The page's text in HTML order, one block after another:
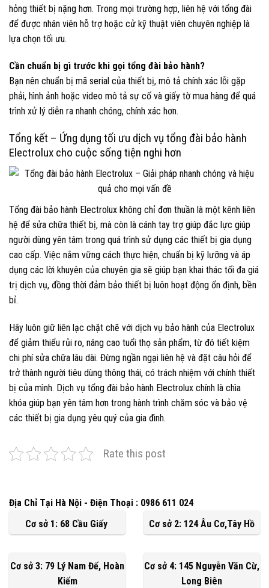
hỏng thiết bị nặng hơn. Trong mọi trường hợp, liên hệ với tổng đài
để được nhân viên hỗ trợ hoặc cử kỹ thuật viên chuyên nghiệp là
lựa chọn tối ưu.
Cần chuẩn bị gì trước khi gọi tổng đài bảo hành?
Bạn nên chuẩn bị mã serial của thiết bị, mô tả chính xác lỗi gặp
phải, hình ảnh hoặc video mô tả sự cố và giấy tờ mua hàng để quá
trình xử lý diễn ra nhanh chóng, chính xác hơn.
Tổng kết – Ứng dụng tối ưu dịch vụ tổng đài bảo hành
Electrolux cho cuộc sống tiện nghi hơn
Tổng đài bảo hành Electrolux không chỉ đơn thuần là một kênh liên
hệ để sửa chữa thiết bị, mà còn là cánh tay trợ giúp đắc lực giúp
người dùng yên tâm trong quá trình sử dụng các thiết bị gia dụng
cao cấp. Việc nắm vững cách thực hiện, chuẩn bị kỹ lưỡng và áp
dụng các lời khuyên của chuyên gia sẽ giúp bạn khai thác tối đa giá
trị dịch vụ, đồng thời đảm bảo thiết bị luôn hoạt động ổn định, bền
bỉ.
Hãy luôn giữ liên lạc chặt chẽ với dịch vụ bảo hành của Electrolux
để giảm thiểu rủi ro, nâng cao tuổi thọ sản phẩm, từ đó tiết kiệm
chi phí sửa chữa lâu dài. Đừng ngần ngại liên hệ và đặt câu hỏi để
trở thành người tiêu dùng thông thái, có trách nhiệm với chính thiết
bị của mình. Dịch vụ tổng đài bảo hành Electrolux chính là chìa
khóa giúp bạn yên tâm hơn trong hành trình chăm sóc và bảo vệ
các thiết bị gia dụng yêu quý của gia đình.
Rate this post
Địa Chỉ Tại Hà Nội - Điện Thoại : 0986 611 024
Cơ sở 1: 68 Cầu Giấy
Cơ sở 2: 124 Âu Cơ,Tây Hồ
Cơ sở 3: 79 Lý Nam Đế, Hoàn
Kiếm
Cơ sở 4: 145 Nguyễn Văn Cừ,
Long Biên